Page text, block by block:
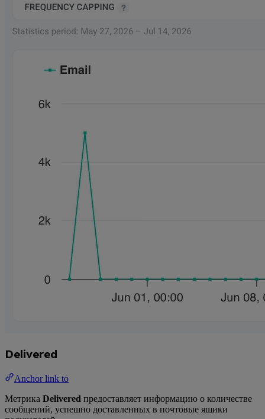
Delivered
Anchor link to
Метрика Delivered предоставляет информацию о количестве
сообщений, успешно доставленных в почтовые ящики